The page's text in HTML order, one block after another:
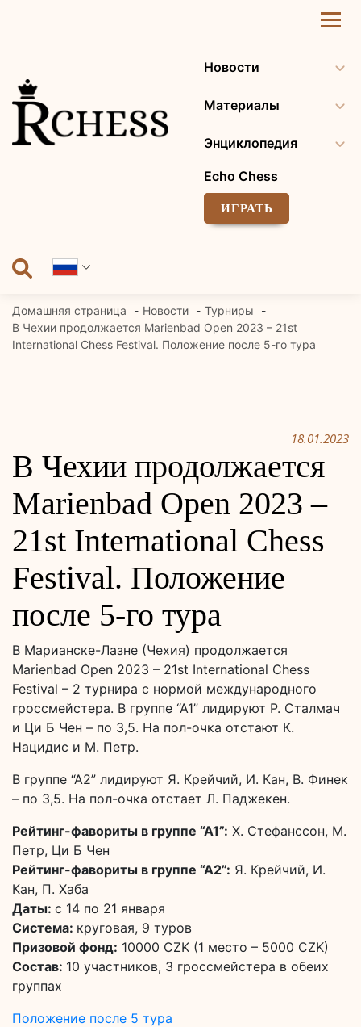
Новости
Материалы
Энциклопедия
Echo Chess
ИГРАТЬ
Домашняя страница Новости
Турниры
В Чехии продолжается Marienbad Open 2023 – 21st
International Chess Festival. Положение после 5-го тура
18.01.2023
В Чехии продолжается
Marienbad Open 2023 –
21st International Chess
Festival. Положение
после 5-го тура
В Марианске-Лазне (Чехия) продолжается
Marienbad Open 2023 – 21st International Chess
Festival – 2 турнира с нормой международного
гроссмейстера. В группе “А1” лидируют Р. Сталмач
и Ци Б Чен – по 3,5. На пол-очка отстают К.
Нацидис и М. Петр.
В группе “А2” лидируют Я. Крейчий, И. Кан, В. Финек
– по 3,5. На пол-очка отстает Л. Паджекен.
Рейтинг-фавориты в группе “А1”: Х. Стефанссон, М.
Петр, Ци Б Чен
Рейтинг-фавориты в группе “А2”: Я. Крейчий, И.
Кан, П. Хаба
Даты: с 14 по 21 января
Система: круговая, 9 туров
Призовой фонд: 10000 CZK (1 место – 5000 CZK)
Состав: 10 участников, 3 гроссмейстера в обеих
группах
Положение после 5 тура